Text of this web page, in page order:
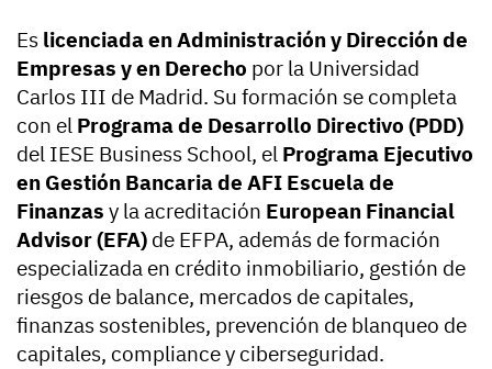
Es licenciada en Administración y Dirección de
Empresas y en Derecho por la Universidad
Carlos III de Madrid. Su formación se completa
con el Programa de Desarrollo Directivo (PDD)
del IESE Business School, el Programa Ejecutivo
en Gestión Bancaria de AFI Escuela de
Finanzas y la acreditación European Financial
Advisor (EFA) de EFPA, además de formación
especializada en crédito inmobiliario, gestión de
riesgos de balance, mercados de capitales,
finanzas sostenibles, prevención de blanqueo de
capitales, compliance y ciberseguridad.